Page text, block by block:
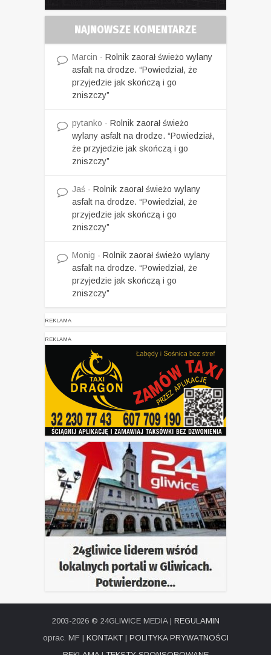
NAJNOWSZE KOMENTARZE
Marcin - Rolnik zaorał świeżo wylany
asfalt na drodze. “Powiedział, że
przyjedzie jak skończą i go
zniszczy”
pytanko - Rolnik zaorał świeżo
wylany asfalt na drodze. “Powiedział,
że przyjedzie jak skończą i go
zniszczy”
Jaś - Rolnik zaorał świeżo wylany
asfalt na drodze. “Powiedział, że
przyjedzie jak skończą i go
zniszczy”
Monig - Rolnik zaorał świeżo wylany
asfalt na drodze. “Powiedział, że
przyjedzie jak skończą i go
zniszczy”
REKLAMA
REKLAMA
2003-2026 © 24GLIWICE MEDIA | REGULAMIN
oprac. MF | KONTAKT| POLITYKA PRYWATNOŚCI